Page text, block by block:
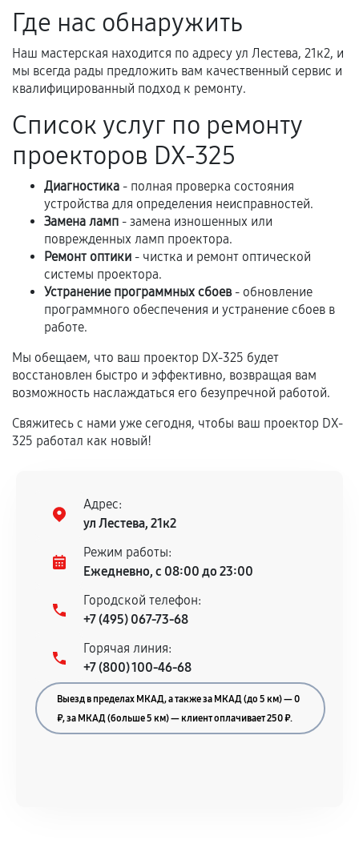
механические повреждения, попадание влаги,
Самостоятельный ремонт или вмешательство
третьих лиц.
Естественный износ деталей, если иное не
предусмотрено отдельно.
Обращение после окончания гарантийного
срока.
Программные сбои, если это не указано в
Если комплектующие куплены
самостоятельно
Гарантия на выполненные работы может
сохраняться полностью или частично, если
соблюдены следующие условия:
техническим параметрам и не имеют внешних
дефектов.
центром.
При этом гарантия на сами комплектующие
остается на стороне производителя или
продавца. За качество сторонних деталей
сервисный центр ответственности не несет.
Где нас обнаружить
Наш мастерская находится по адресу ул Лестева, 21к2, и
мы всегда рады предложить вам качественный сервис и
квалифицированный подход к ремонту.
Список услуг по ремонту
проекторов DX-325
Диагностика - полная проверка состояния
устройства для определения неисправностей.
Замена ламп - замена изношенных или
поврежденных ламп проектора.
Ремонт оптики - чистка и ремонт оптической
системы проектора.
Устранение программных сбоев- обновление
программного обеспечения и устранение сбоев в
работе.
Мы обещаем, что ваш проектор DX-325 будет
восстановлен быстро и эффективно, возвращая вам
возможность наслаждаться его безупречной работой.
Свяжитесь с нами уже сегодня, чтобы ваш проектор DX-
325 работал как новый!
Адрес:
ул Лестева, 21к2
Режим работы:
Ежедневно, с 08:00 до 23:00
Городской телефон:
+7 (495) 067-73-68
Горячая линия:
+7 (800) 100-46-68
Выезд в пределах МКАД, а также за МКАД (до 5 км) — 0
₽, за МКАД (больше 5 км) — клиент оплачивает 250 ₽.